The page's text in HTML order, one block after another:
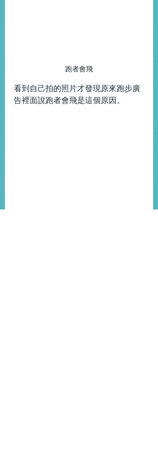
跑者會飛
看到自己拍的照片才發現原來跑步廣
告裡面說跑者會飛是這個原因。